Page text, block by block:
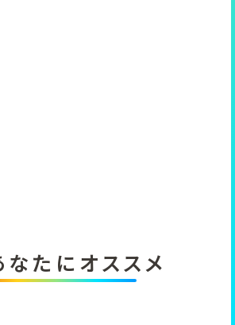
なたにオススメ